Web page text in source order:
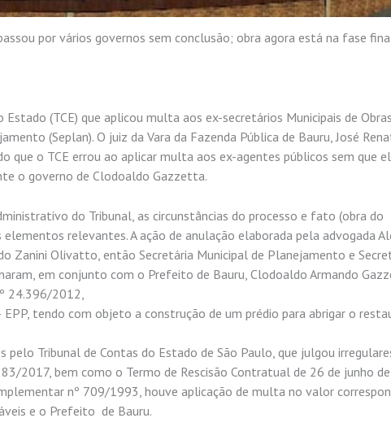
por vários governos sem conclusão; obra agora está na fase
(TCE) que aplicou multa aos ex-secretários Municipais de Obras,
(Seplan). O juiz da Vara da Fazenda Pública de Bauru, José
que o TCE errou ao aplicar multa aos ex-agentes públicos sem que
o governo de Clodoaldo Gazzetta.
do Tribunal, as circunstâncias do processo e fato (obra do
relevantes. A ação de anulação elaborada pela advogada
Zanini Olivatto, então Secretária Municipal de Planejamento e
em conjunto com o Prefeito de Bauru, Clodoaldo Armando
24.396/2012,
tendo com objeto a construção de um prédio para abrigar o
Tribunal de Contas do Estado de São Paulo, que julgou
2017, bem como o Termo de Rescisão Contratual de 26 de junho
nº 709/1993, houve aplicação de multa no valor
e o Prefeito de Bauru.